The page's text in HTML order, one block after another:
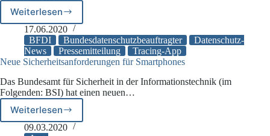
WeiterlesenBundesdatenschutzbeauftragter
lobt
Corona-
App,
warnt
auch
17.06.2020
BFDI
Bundesdatenschutzbeauftragter
Datenschutz-
News
Pressemitteilung
Tracing-App
Neue Sicherheitsanforderungen für Smartphones
Das Bundesamt für Sicherheit in der Informationstechnik (im
Folgenden: BSI) hat einen neuen…
Weiterlesen
Neue
Sicherheitsanforderungen
09.03.2020